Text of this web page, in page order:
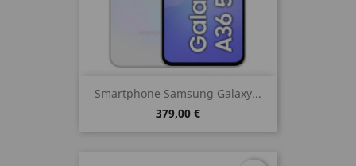
Smartphone Samsung Galaxy...
379,00 €